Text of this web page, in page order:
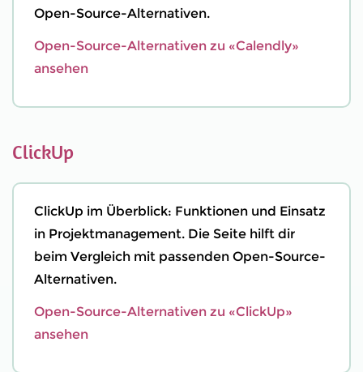
Open-Source-Alternativen.
Open-Source-Alternativen zu «Calendly»
ansehen
ClickUp
ClickUp im Überblick: Funktionen und Einsatz
in Projektmanagement. Die Seite hilft dir
beim Vergleich mit passenden Open-Source-
Alternativen.
Open-Source-Alternativen zu «ClickUp»
ansehen